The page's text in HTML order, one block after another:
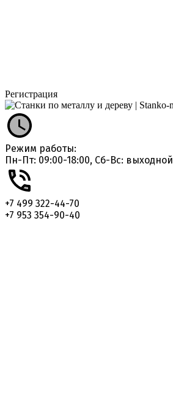
Регистрация
Режим работы:
Пн-Пт: 09:00-18:00, Сб-Вс: выходной
+7 499 322-44-70
+7 953 354-90-40